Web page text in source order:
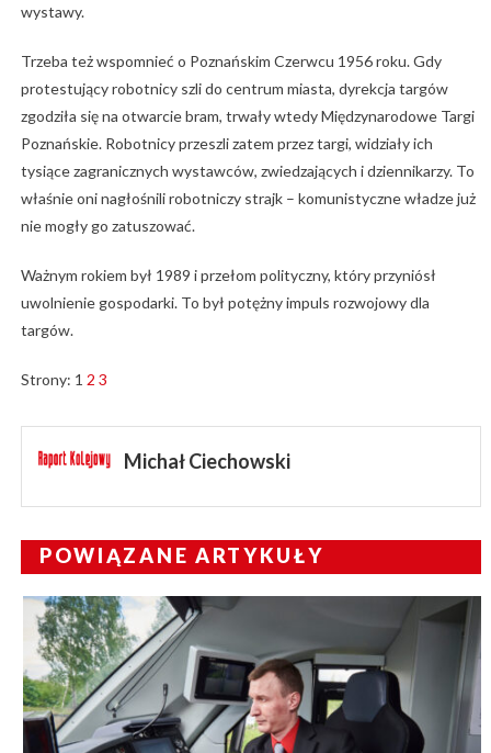
wystawy.
Trzeba też wspomnieć o Poznańskim Czerwcu 1956 roku. Gdy
protestujący robotnicy szli do centrum miasta, dyrekcja targów
zgodziła się na otwarcie bram, trwały wtedy Międzynarodowe Targi
Poznańskie. Robotnicy przeszli zatem przez targi, widziały ich
tysiące zagranicznych wystawców, zwiedzających i dziennikarzy. To
właśnie oni nagłośnili robotniczy strajk – komunistyczne władze już
nie mogły go zatuszować.
Ważnym rokiem był 1989 i przełom polityczny, który przyniósł
uwolnienie gospodarki. To był potężny impuls rozwojowy dla
targów.
Strony: 1 2 3
Michał Ciechowski
POWIĄZANE ARTYKUŁY